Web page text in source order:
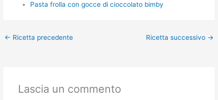
Pasta frolla con gocce di cioccolato bimby
← Ricetta precedente Ricetta successivo →
Lascia un commento